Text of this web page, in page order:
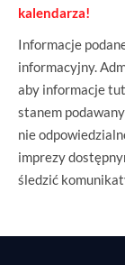
kalendarza!
Informacje
informacyjny.
aby informacje
stanem
nie
imprezy
śledzić